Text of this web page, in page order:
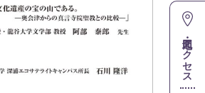
地図・アクセス